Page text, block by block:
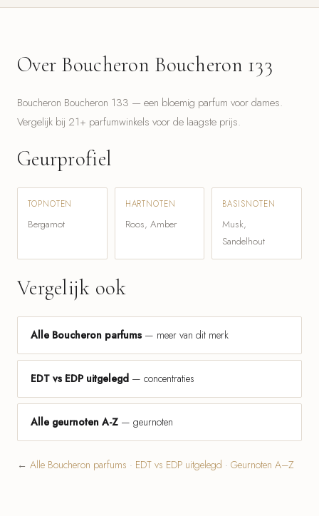
Over Boucheron Boucheron 133
Boucheron Boucheron 133 — een bloemig parfum voor dames.
Vergelijk bij 21+ parfumwinkels voor de laagste prijs.
Geurprofiel
TOPNOTEN
Bergamot
HARTNOTEN
Roos, Amber
BASISNOTEN
Musk,
Sandelhout
Vergelijk ook
Alle Boucheron parfums — meer van dit merk
EDT vs EDP uitgelegd — concentraties
Alle geurnoten A-Z — geurnoten
← Alle Boucheron parfums · EDT vs EDP uitgelegd · Geurnoten A–Z